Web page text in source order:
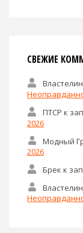
СВЕЖИЕ
ПТСР к
2026
Модный
2026
Брек к